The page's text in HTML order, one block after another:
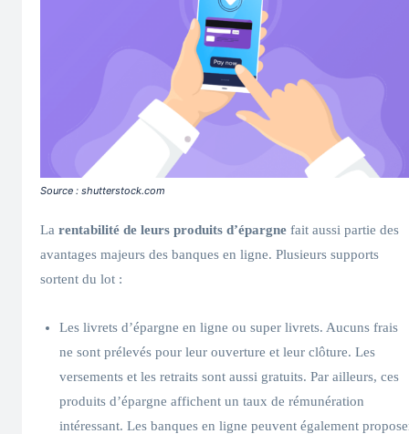
Source : shutterstock.com
La rentabilité de leurs produits d’épargne fait aussi partie des
avantages majeurs des banques en ligne. Plusieurs supports
sortent du lot :
Les livrets d’épargne en ligne ou super livrets. Aucuns frais
ne sont prélevés pour leur ouverture et leur clôture. Les
versements et les retraits sont aussi gratuits. Par ailleurs, ces
produits d’épargne affichent un taux de rémunération
intéressant. Les banques en ligne peuvent également